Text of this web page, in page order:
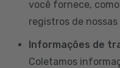
você fornece,
registros de
Informações de
Coletamos